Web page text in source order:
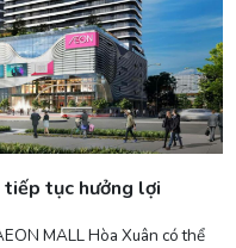
tục hưởng lợi
MALL Hòa Xuân có thể